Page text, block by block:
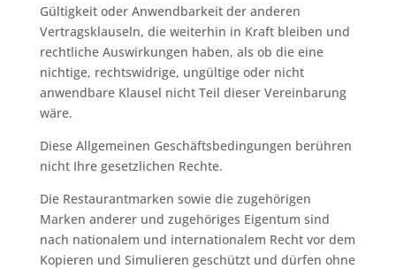
Gültigkeit oder Anwendbarkeit der anderen
Vertragsklauseln, die weiterhin in Kraft bleiben und
rechtliche Auswirkungen haben, als ob die eine
nichtige, rechtswidrige, ungültige oder nicht
anwendbare Klausel nicht Teil dieser Vereinbarung
wäre.
Diese Allgemeinen Geschäftsbedingungen berühren
nicht Ihre gesetzlichen Rechte.
Die Restaurantmarken sowie die zugehörigen
Marken anderer und zugehöriges Eigentum sind
nach nationalem und internationalem Recht vor dem
Kopieren und Simulieren geschützt und dürfen ohne